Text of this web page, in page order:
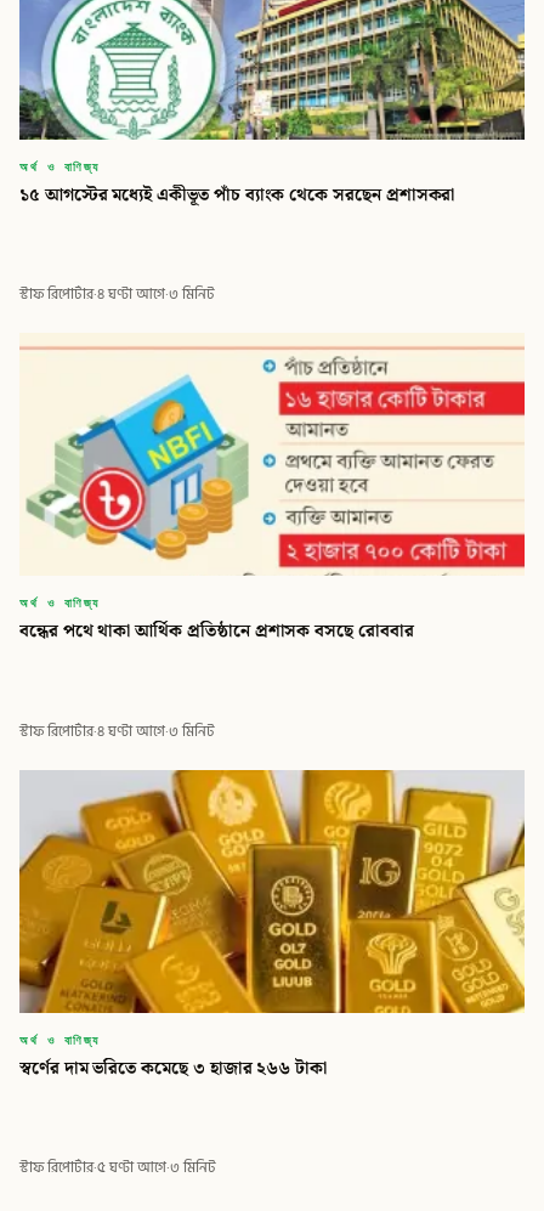
অর্থ ও বাণিজ্য
১৫ আগস্টের মধ্যেই একীভূত পাঁচ ব্যাংক থেকে সরছেন প্রশাসকরা
স্টাফ রিপোর্টার·৪ ঘণ্টা আগে·৩ মিনিট
অর্থ ও বাণিজ্য
বন্ধের পথে থাকা আর্থিক প্রতিষ্ঠানে প্রশাসক বসছে রোববার
স্টাফ রিপোর্টার·৪ ঘণ্টা আগে·৩ মিনিট
অর্থ ও বাণিজ্য
স্বর্ণের দাম ভরিতে কমেছে ৩ হাজার ২৬৬ টাকা
স্টাফ রিপোর্টার·৫ ঘণ্টা আগে·৩ মিনিট